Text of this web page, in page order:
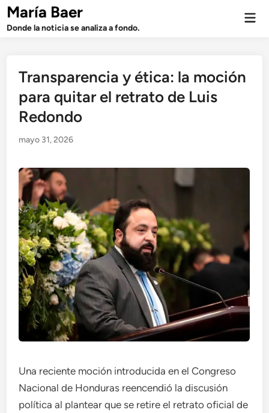
Saltar
contenido
María Baer
Donde la noticia se analiza a fondo.
Transparencia y ética: la moción
para quitar el retrato de Luis
Redondo
mayo 31, 2026
Una reciente moción introducida en el Congreso
Nacional de Honduras reencendió la discusión
política al plantear que se retire el retrato oficial de